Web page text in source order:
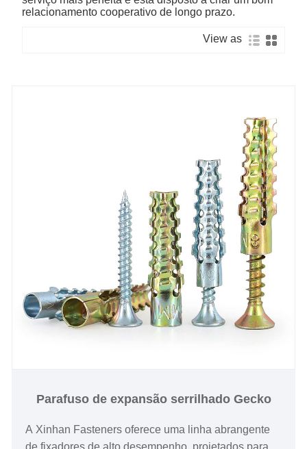
relacionamento cooperativo de longo prazo.
View as
Parafuso de expansão serrilhado Gecko
A Xinhan Fasteners oferece uma linha abrangente
de fixadores de alto desempenho, projetados para